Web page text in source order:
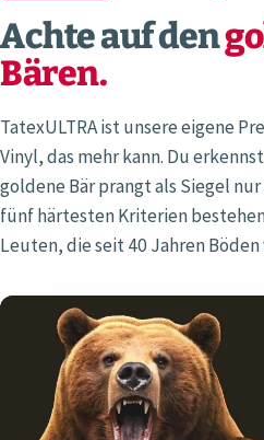
Achte auf den
Bären.
TatexULTRA ist unsere eigene
Vinyl, das mehr kann. Du
goldene Bär prangt als Siegel
fünf härtesten Kriterien
Leuten, die seit 40 Jahren Böden